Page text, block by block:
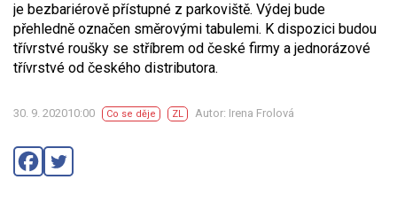
je bezbariérově přístupné z parkoviště. Výdej bude
přehledně označen směrovými tabulemi. K dispozici budou
třívrstvé roušky se stříbrem od české firmy a jednorázové
třívrstvé od českého distributora.
30. 9. 202010:00 Co se děje ZL Autor: Irena Frolová